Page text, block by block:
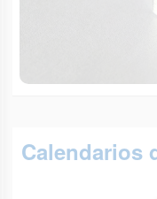
Calendarios